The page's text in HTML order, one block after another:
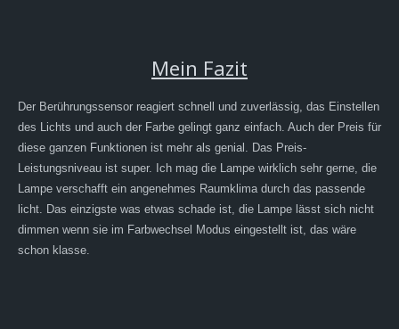
Mein Fazit
Der Berührungssensor reagiert schnell und zuverlässig, das Einstellen
des Lichts und auch der Farbe gelingt ganz einfach. Auch der Preis für
diese ganzen Funktionen ist mehr als genial. Das Preis-
Leistungsniveau ist super. Ich mag die Lampe wirklich sehr gerne, die
Lampe verschafft ein angenehmes Raumklima durch das passende
licht. Das einzigste was etwas schade ist, die Lampe lässt sich nicht
dimmen wenn sie im Farbwechsel Modus eingestellt ist, das wäre
schon klasse.